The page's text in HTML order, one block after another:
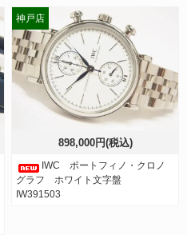
898,000円(税込)
IWC ポートフィノ・クロノ
グラフ ホワイト文字盤
IW391503
神戸店